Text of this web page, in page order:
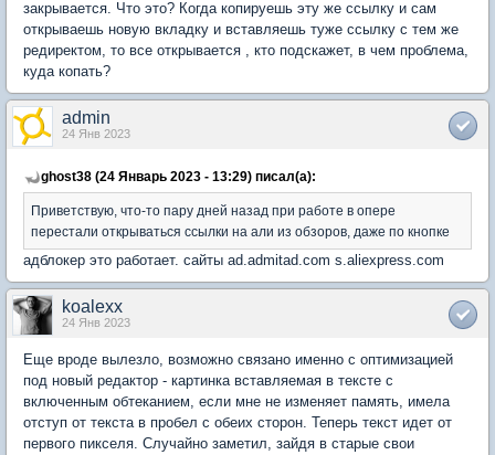
закрывается. Что это? Когда копируешь эту же ссылку и сам
открываешь новую вкладку и вставляешь туже ссылку с тем же
редиректом, то все открывается , кто подскажет, в чем проблема,
куда копать?
admin
24 Янв 2023
ghost38 (24 Январь 2023 - 13:29) писал(а):
Приветствую, что-то пару дней назад при работе в опере
перестали открываться ссылки на али из обзоров, даже по кнопке
адблокер это работает. сайты ad.admitad.com s.aliexpress.com
koalexx
24 Янв 2023
Еще вроде вылезло, возможно связано именно с оптимизацией
под новый редактор - картинка вставляемая в тексте с
включенным обтеканием, если мне не изменяет память, имела
отступ от текста в пробел с обеих сторон. Теперь текст идет от
первого пикселя. Случайно заметил, зайдя в старые свои